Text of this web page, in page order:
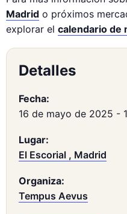
Madrid o próximos
explorar el calendario de
Detalles
Fecha:
16 de mayo de 2025 -
Lugar:
El Escorial , Madrid
Organiza:
Tempus Aevus